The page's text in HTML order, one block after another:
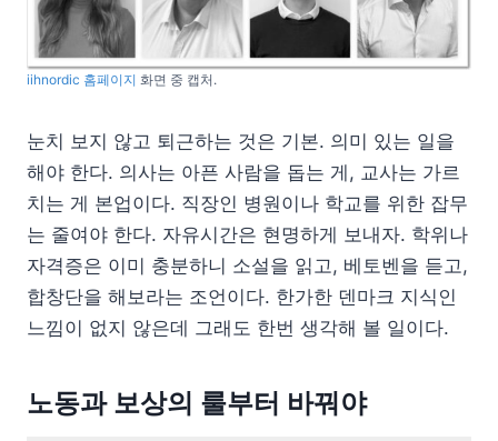
iihnordic 홈페이지 화면 중 캡처.
눈치 보지 않고 퇴근하는 것은 기본. 의미 있는 일을
해야 한다. 의사는 아픈 사람을 돕는 게, 교사는 가르
치는 게 본업이다. 직장인 병원이나 학교를 위한 잡무
는 줄여야 한다. 자유시간은 현명하게 보내자. 학위나
자격증은 이미 충분하니 소설을 읽고, 베토벤을 듣고,
합창단을 해보라는 조언이다. 한가한 덴마크 지식인
느낌이 없지 않은데 그래도 한번 생각해 볼 일이다.
노동과 보상의 룰부터 바꿔야